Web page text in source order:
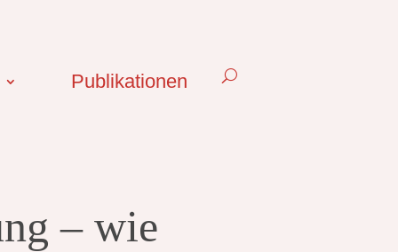
Publikationen
– wie